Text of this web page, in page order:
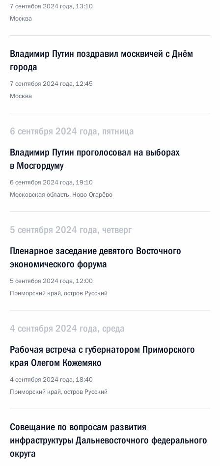
7 сентября 2024 года, 13:10
Москва
Владимир Путин поздравил москвичей с Днём
города
7 сентября 2024 года, 12:45
Москва
6 сентября 2024 года, пятница
Владимир Путин проголосовал на выборах
в Мосгордуму
6 сентября 2024 года, 19:10
Московская область, Ново-Огарёво
5 сентября 2024 года, четверг
Пленарное заседание девятого Восточного
экономического форума
5 сентября 2024 года, 12:00
Приморский край, остров Русский
4 сентября 2024 года, среда
Рабочая встреча с губернатором Приморского
края Олегом Кожемяко
4 сентября 2024 года, 18:40
Приморский край, остров Русский
Совещание по вопросам развития
инфраструктуры Дальневосточного федерального
округа